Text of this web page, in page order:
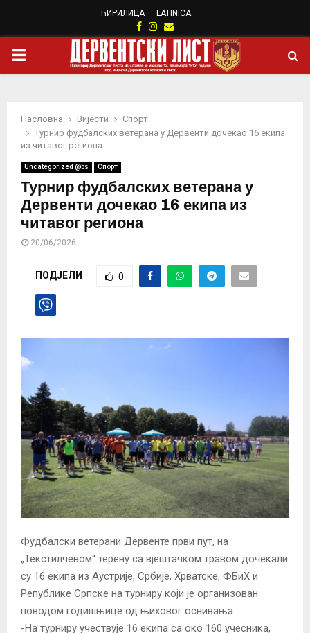
ЋИРИЛИЦА LATINICA
Facebook
Instagram
Email
PRIMARY
Насловна Вијести
Спорт
Турнир фудбалских ветерана у Дервенти дочекао 16 екипа
из читавог региона
Uncategorized @bs Спорт
Турнир фудбалских ветерана у
Дервенти дочекао 16 екипа из
читавог региона
20/06/2026
ПОДЈЕЛИ 0
Фудбалски ветерани Дервенте први пут, на
„Текстилчевом“ терену са вјештачком травом дочекали
су 16 екипа из Аустрије, Србије, Хрватске, ФБиХ и
Републике Српске на турниру који је организован
поводом годишњице од њиховог оснивања.
-На турниру учествује 16 екипа са око 160 учесника,